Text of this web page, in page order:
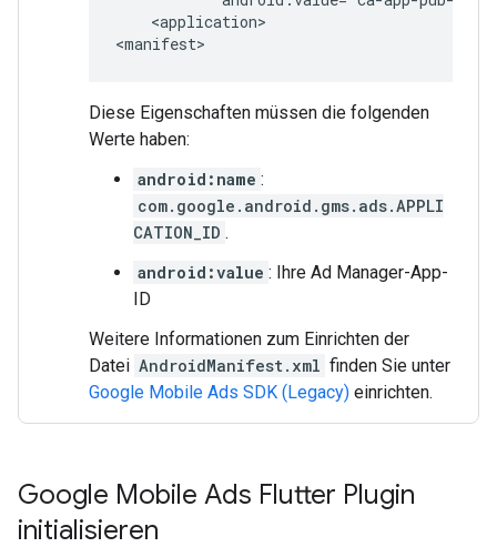
<application>
Diese Eigenschaften müssen die folgenden
Werte haben:
android:name :
com.google.android.gms.ads.APPLI
CATION_ID .
android:value : Ihre Ad Manager-App-
ID
Weitere Informationen zum Einrichten der
Datei AndroidManifest.xml finden Sie unter
Google Mobile Ads SDK (Legacy) einrichten.
Google Mobile Ads Flutter Plugin
initialisieren